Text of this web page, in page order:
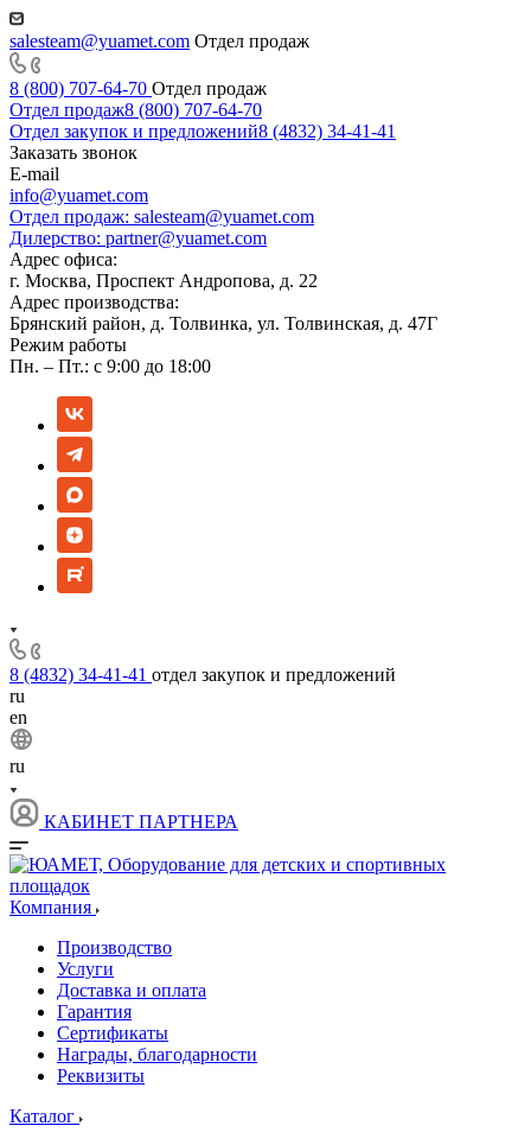
salesteam@yuamet.com Отдел продаж
8 (800) 707-64-70 Отдел продаж
Отдел продаж8 (800) 707-64-70
Отдел закупок и предложений8 (4832) 34-41-41
Заказать звонок
E-mail
info@yuamet.com
Отдел продаж: salesteam@yuamet.com
Дилерство: partner@yuamet.com
Адрес офиса:
г. Москва, Проспект Андропова, д. 22
Адрес производства:
Брянский район, д. Толвинка, ул. Толвинская, д. 47Г
Режим работы
Пн. – Пт.: с 9:00 до 18:00
8 (4832) 34-41-41 отдел закупок и предложений
ru
en
ru
КАБИНЕТ ПАРТНЕРА
Компания
Производство
Услуги
Доставка и оплата
Гарантия
Сертификаты
Награды, благодарности
Реквизиты
Каталог